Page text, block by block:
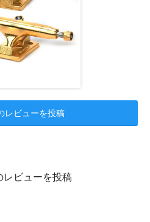
レビューを投稿
レビューを投稿